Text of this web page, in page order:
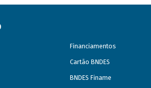
Financiamentos
Cartão BNDES
BNDES Finame